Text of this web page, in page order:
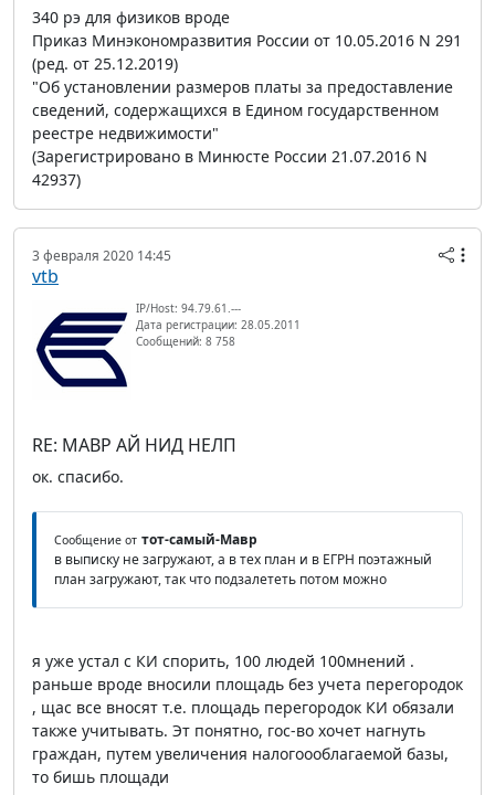
340 рэ для физиков вроде
Приказ Минэкономразвития России от 10.05.2016 N 291
(ред. от 25.12.2019)
"Об установлении размеров платы за предоставление
сведений, содержащихся в Едином государственном
реестре недвижимости"
(Зарегистрировано в Минюсте России 21.07.2016 N
42937)
3 февраля 2020 14:45
vtb
IP/Host: 94.79.61.---
Дата регистрации: 28.05.2011
Сообщений: 8 758
RE: МАВР АЙ НИД НЕЛП
ок. спасибо.
Сообщение от тот-самый-Мавр
в выписку не загружают, а в тех план и в ЕГРН поэтажный
план загружают, так что подзалететь потом можно
я уже устал с КИ спорить, 100 людей 100мнений .
раньше вроде вносили площадь без учета перегородок
, щас все вносят т.е. площадь перегородок КИ обязали
также учитывать. Эт понятно, гос-во хочет нагнуть
граждан, путем увеличения налогоооблагаемой базы,
то бишь площади